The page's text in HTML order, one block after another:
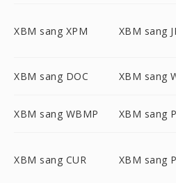
XBM sang XPM XBM sang
XBM sang DOC XBM sang
XBM sang WBMP XBM sang
XBM sang CUR XBM sang